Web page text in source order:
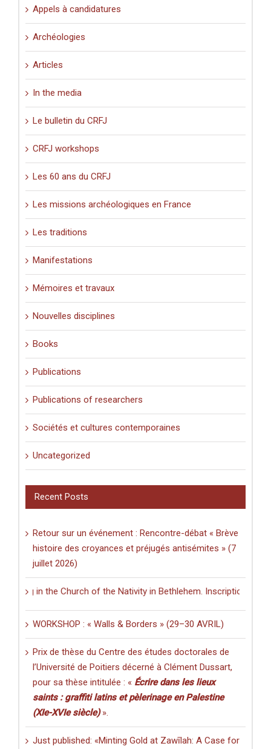
Appels à candidatures
Archéologies
Articles
In the media
Le bulletin du CRFJ
CRFJ workshops
Les 60 ans du CRFJ
Les missions archéologiques en France
Les traditions
Manifestations
Mémoires et travaux
Nouvelles disciplines
Books
Publications
Publications of researchers
Sociétés et cultures contemporaines
Uncategorized
Recent Posts
Retour sur un événement : Rencontre-débat « Brève
histoire des croyances et préjugés antisémites » (7
juillet 2026)
in the Church of the Nativity in Bethlehem. Inscriptions and
WORKSHOP : « Walls & Borders » (29–30 AVRIL)
Prix de thèse du Centre des études doctorales de
l’Université de Poitiers décerné à Clément Dussart,
pour sa thèse intitulée : « Écrire dans les lieux
saints : graffiti latins et pèlerinage en Palestine
(XIe-XVIe siècle)».
Just published: «Minting Gold at Zawīlah: A Case for